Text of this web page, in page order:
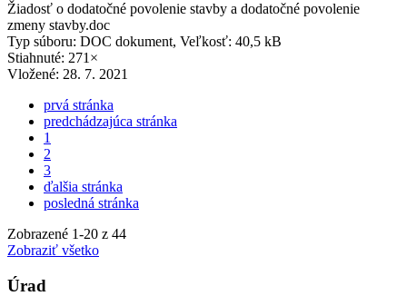
Žiadosť o dodatočné povolenie stavby a dodatočné povolenie
zmeny stavby.doc
Typ súboru: DOC dokument, Veľkosť: 40,5 kB
Stiahnuté: 271×
Vložené: 28. 7. 2021
prvá stránka
predchádzajúca stránka
1
2
3
ďalšia stránka
posledná stránka
Zobrazené 1-20 z 44
Zobraziť všetko
Úrad